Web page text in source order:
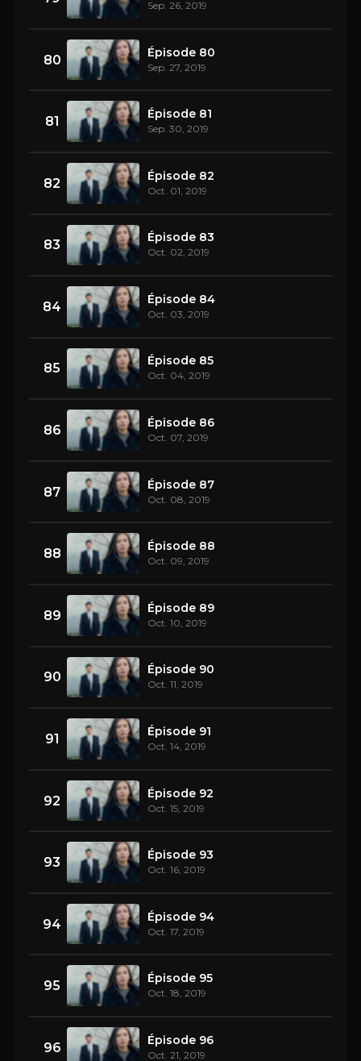
Sep. 26, 2019
80 Épisode 80
Sep. 27, 2019
81 Épisode 81
Sep. 30, 2019
82 Épisode 82
Oct. 01, 2019
83 Épisode 83
Oct. 02, 2019
84 Épisode 84
Oct. 03, 2019
85 Épisode 85
Oct. 04, 2019
86 Épisode 86
Oct. 07, 2019
87 Épisode 87
Oct. 08, 2019
88 Épisode 88
Oct. 09, 2019
89 Épisode 89
Oct. 10, 2019
90 Épisode 90
Oct. 11, 2019
91 Épisode 91
Oct. 14, 2019
92 Épisode 92
Oct. 15, 2019
93 Épisode 93
Oct. 16, 2019
94 Épisode 94
Oct. 17, 2019
95 Épisode 95
Oct. 18, 2019
96 Épisode 96
Oct. 21, 2019